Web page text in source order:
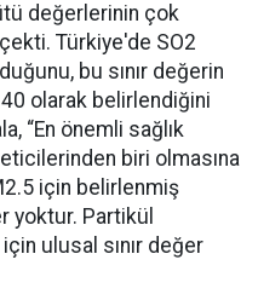
değerlerinin çok
Türkiye'de SO2
bu sınır değerin
olarak belirlendiğini
“En önemli sağlık
biri olmasına
için belirlenmiş
yoktur. Partikül
ulusal sınır değer